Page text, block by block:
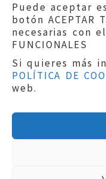
Puede aceptar
botón ACEPTAR
necesarias con
FUNCIONALES
Si quieres más
POLÍTICA DE
web.Aviso legal|
Protección de
Política
Copyright ©